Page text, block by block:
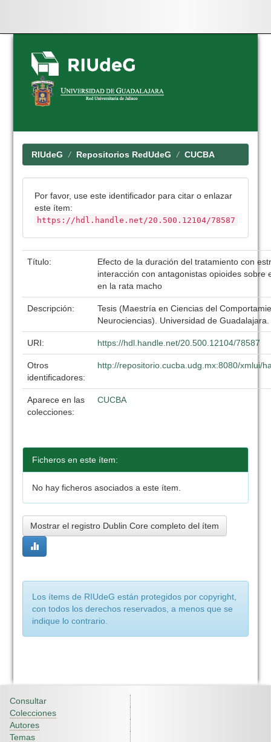
Skip
navigation
RIUdeG Repositorios RedUdeG CUCBA
Por favor, use este identificador para citar o enlazar
este ítem:
https://hdl.handle.net/20.500.12104/78587
Título:
Efecto de la duración del tratamiento con
interacción con antagonistas opioides sobre
en la rata macho
Descripción:
Tesis (Maestría en Ciencias del
Neurociencias). Universidad de Guadalajara.
URI: https://hdl.handle.net/20.500.12104/78587
Otros
identificadores:
http://repositorio.cucba.udg.mx:8080/xmlui/
Aparece en las
colecciones:
CUCBA
Ficheros en este ítem:
No hay ficheros asociados a este ítem.
Mostrar el registro Dublin Core completo del ítem
Los ítems de RIUdeG están protegidos por copyright,
con todos los derechos reservados, a menos que se
indique lo contrario.
Consultar
Colecciones
Autores
Temas